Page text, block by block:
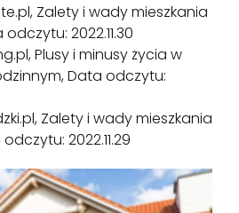
Zalety i wady mieszkania
2022.11.30
Plusy i minusy życia w
Data odczytu:
Zalety i wady mieszkania
2022.11.29